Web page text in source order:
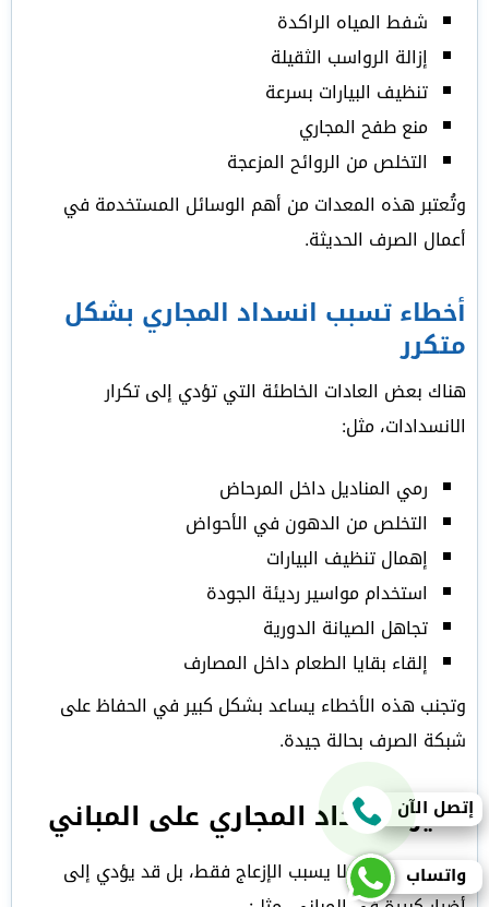
شفط المياه الراكدة
إزالة الرواسب الثقيلة
تنظيف البيارات بسرعة
منع طفح المجاري
التخلص من الروائح المزعجة
وتُعتبر هذه المعدات من أهم الوسائل المستخدمة في
أعمال الصرف الحديثة.
أخطاء تسبب انسداد المجاري بشكل
متكرر
هناك بعض العادات الخاطئة التي تؤدي إلى تكرار
الانسدادات، مثل:
رمي المناديل داخل المرحاض
التخلص من الدهون في الأحواض
إهمال تنظيف البيارات
استخدام مواسير رديئة الجودة
تجاهل الصيانة الدورية
إلقاء بقايا الطعام داخل المصارف
وتجنب هذه الأخطاء يساعد بشكل كبير في الحفاظ على
شبكة الصرف بحالة جيدة.
تأثير انسداد المجاري على المباني
انسداد المجاري لا يسبب الإزعاج فقط، بل قد يؤدي إلى
إتصل الآن
واتساب